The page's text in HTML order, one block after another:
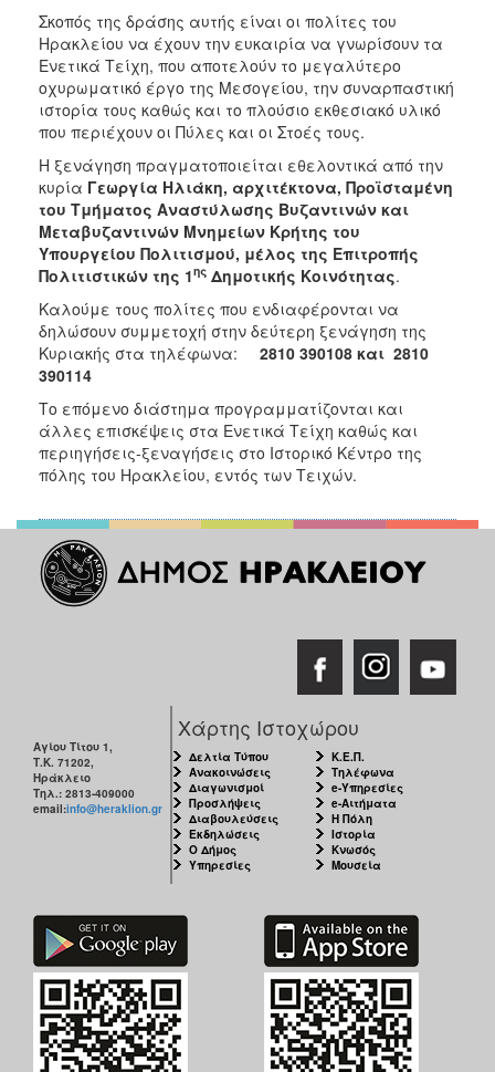
ΕΠΙΣΚΕΠΤΗΣ
ΗΡΑΚΛΕΙΟ
Σκοπός της δράσης αυτής είναι οι πολίτες του
Ηρακλείου να έχουν την ευκαιρία να γνωρίσουν τα
Ενετικά Τείχη, που αποτελούν το μεγαλύτερο
οχυρωματικό έργο της Μεσογείου, την συναρπαστική
ιστορία τους καθώς και το πλούσιο εκθεσιακό υλικό
που περιέχουν οι Πύλες και οι Στοές τους.
Η ξενάγηση πραγματοποιείται εθελοντικά από την
κυρία Γεωργία Ηλιάκη, αρχιτέκτονα, Προϊσταμένη
του Τμήματος Αναστύλωσης Βυζαντινών και
Μεταβυζαντινών Μνημείων Κρήτης του
Υπουργείου Πολιτισμού, μέλος της Επιτροπής
Πολιτιστικών της 1ης Δημοτικής Κοινότητας.
Καλούμε τους πολίτες που ενδιαφέρονται να
δηλώσουν συμμετοχή στην δεύτερη ξενάγηση της
Κυριακής στα τηλέφωνα: 2810 390108 και 2810
390114
Το επόμενο διάστημα προγραμματίζονται και
άλλες επισκέψεις στα Ενετικά Τείχη καθώς και
περιηγήσεις-ξεναγήσεις στο Ιστορικό Κέντρο της
πόλης του Ηρακλείου, εντός των Τειχών.
Αγίου Τίτου 1,
Τ.Κ. 71202,
Ηράκλειο
Τηλ.: 2813-409000
email:info@heraklion.gr
Χάρτης Ιστοχώρου
Δελτία Τύπου
Ανακοινώσεις
Διαγωνισμοί
Προσλήψεις
Διαβουλεύσεις
Εκδηλώσεις
Ο Δήμος
Υπηρεσίες
Κ.Ε.Π.
Τηλέφωνα
e-Υπηρεσίες
e-Αιτήματα
Η Πόλη
Ιστορία
Κνωσός
Μουσεία